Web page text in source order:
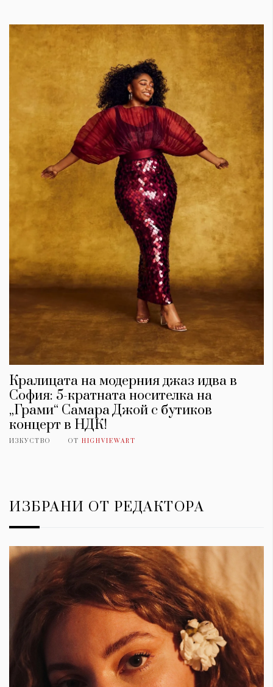
Кралицата на модерния джаз идва в
София: 5-кратната носителка на
„Грами“ Самара Джой с бутиков
концерт в НДК!
ИЗКУСТВО ОТ HIGHVIEWART
ИЗБРАНИ ОТ РЕДАКТОРА